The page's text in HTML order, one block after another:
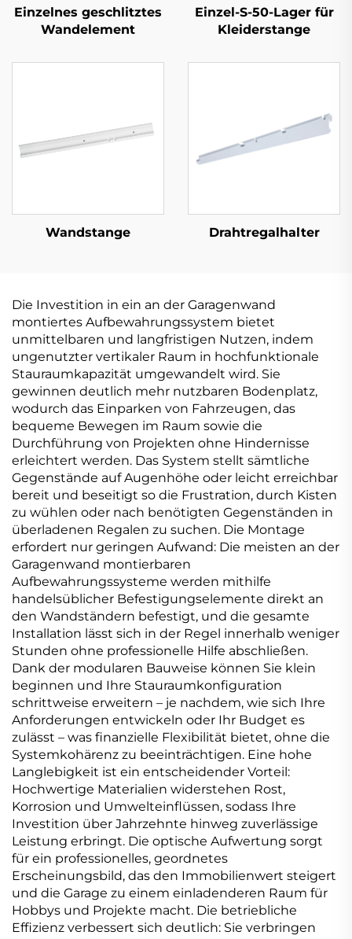
Einzelnes geschlitztes
Wandelement
Einzel-S-50-Lager für
Kleiderstange
Wandstange Drahtregalhalter
Die Investition in ein an der Garagenwand
montiertes Aufbewahrungssystem bietet
unmittelbaren und langfristigen Nutzen, indem
ungenutzter vertikaler Raum in hochfunktionale
Stauraumkapazität umgewandelt wird. Sie
gewinnen deutlich mehr nutzbaren Bodenplatz,
wodurch das Einparken von Fahrzeugen, das
bequeme Bewegen im Raum sowie die
Durchführung von Projekten ohne Hindernisse
erleichtert werden. Das System stellt sämtliche
Gegenstände auf Augenhöhe oder leicht erreichbar
bereit und beseitigt so die Frustration, durch Kisten
zu wühlen oder nach benötigten Gegenständen in
überladenen Regalen zu suchen. Die Montage
erfordert nur geringen Aufwand: Die meisten an der
Garagenwand montierbaren
Aufbewahrungssysteme werden mithilfe
handelsüblicher Befestigungselemente direkt an
den Wandständern befestigt, und die gesamte
Installation lässt sich in der Regel innerhalb weniger
Stunden ohne professionelle Hilfe abschließen.
Dank der modularen Bauweise können Sie klein
beginnen und Ihre Stauraumkonfiguration
schrittweise erweitern – je nachdem, wie sich Ihre
Anforderungen entwickeln oder Ihr Budget es
zulässt – was finanzielle Flexibilität bietet, ohne die
Systemkohärenz zu beeinträchtigen. Eine hohe
Langlebigkeit ist ein entscheidender Vorteil:
Hochwertige Materialien widerstehen Rost,
Korrosion und Umwelteinflüssen, sodass Ihre
Investition über Jahrzehnte hinweg zuverlässige
Leistung erbringt. Die optische Aufwertung sorgt
für ein professionelles, geordnetes
Erscheinungsbild, das den Immobilienwert steigert
und die Garage zu einem einladenderen Raum für
Hobbys und Projekte macht. Die betriebliche
Effizienz verbessert sich deutlich: Sie verbringen